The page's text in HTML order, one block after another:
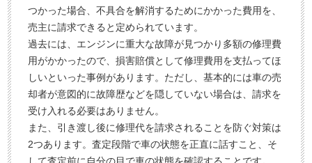
つかった場合、不具合を解消するためにかかった費用を、
売主に請求できると定められています。
過去には、エンジンに重大な故障が見つかり多額の修理費
用がかかったので、損害賠償として修理費用を支払ってほ
しいといった事例があります。ただし、基本的には車の売
却者が意図的に故障歴などを隠していない場合は、請求を
受け入れる必要はありません。
また、引き渡し後に修理代を請求されることを防ぐ対策は
2つあります。査定段階で車の状態を正直に話すこと、そ
して査定前に自分の目で車の状態を確認することです。